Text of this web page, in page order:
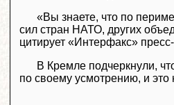
«Вы знаете, что по
сил стран НАТО, других
цитирует «Интерфакс»
В Кремле подчеркнули,
по своему усмотрению, и это